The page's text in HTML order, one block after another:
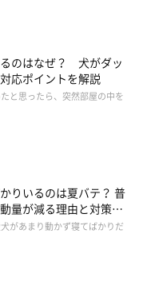
のはなぜ？ 犬がダッ
応ポイントを解説
と思ったら、突然部屋の中を
りいるのは夏バテ？ 普
量が減る理由と対策と
があまり動かず寝てばかりだ